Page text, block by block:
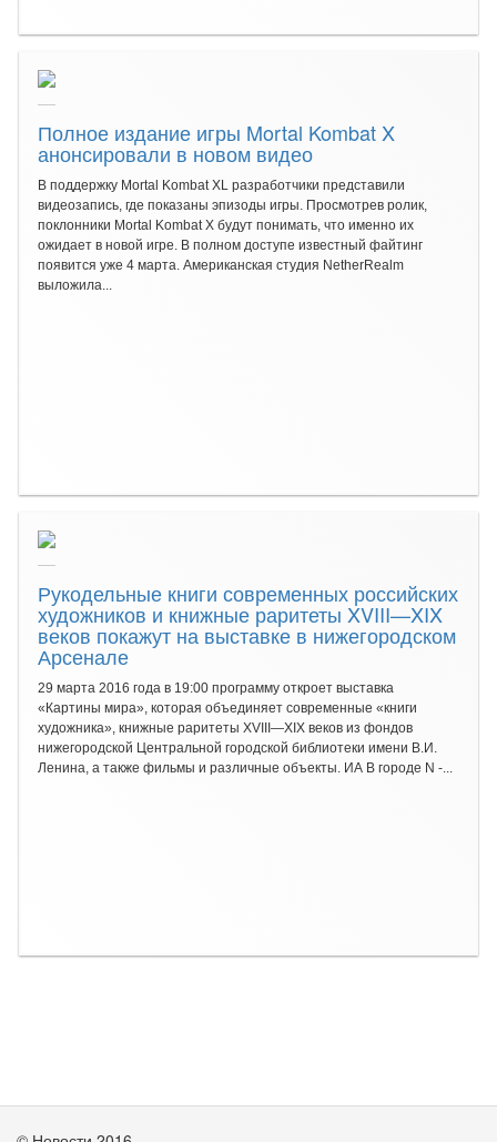
Полное издание игры Mortal Kombat X
анонсировали в новом видео
В поддержку Mortal Kombat XL разработчики представили
видеозапись, где показаны эпизоды игры. Просмотрев ролик,
поклонники Mortal Kombat X будут понимать, что именно их
ожидает в новой игре. В полном доступе известный файтинг
появится уже 4 марта. Американская студия NetherRealm
выложила...
Рукодельные книги современных российских
художников и книжные раритеты XVIII—XIX
веков покажут на выставке в нижегородском
Арсенале
29 марта 2016 года в 19:00 программу откроет выставка
«Картины мира», которая объединяет современные «книги
художника», книжные раритеты XVIII—XIX веков из фондов
нижегородской Центральной городской библиотеки имени В.И.
Ленина, а также фильмы и различные объекты. ИА В городе N -...